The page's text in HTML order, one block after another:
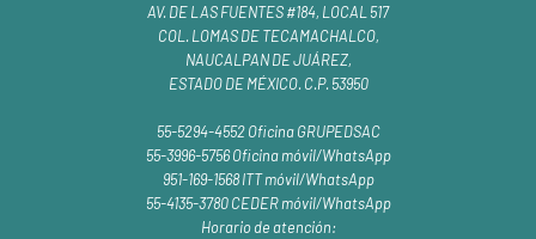
AV. DE LAS FUENTES #184, LOCAL 517
COL. LOMAS DE TECAMACHALCO,
NAUCALPAN DE JUÁREZ,
ESTADO DE MÉXICO. C.P. 53950
55-5294-4552 Oficina GRUPEDSAC
55-3996-5756 Oficina móvil/WhatsApp
951-169-1568 ITT móvil/WhatsApp
55-4135-3780 CEDER móvil/WhatsApp
Horario de atención: